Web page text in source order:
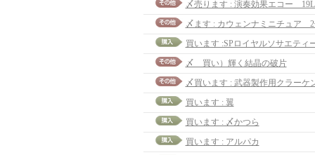
〆売ります : 演奏効果エコー
〆ます : カウェンナミニチュア
〆 買い）輝く結晶の破片
〆買います : 武器製作用クラーケ
買います : 翼
買います : 〆かつら
買います : アルパカ